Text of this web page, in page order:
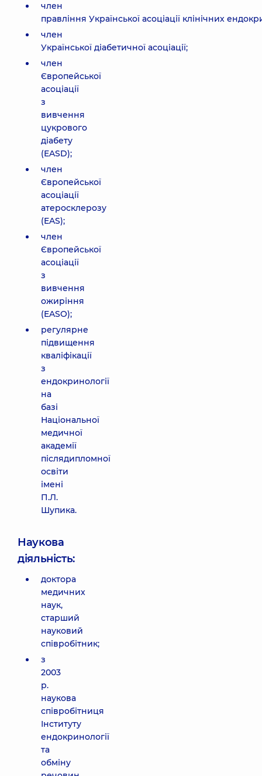
член
правління Української асоціації клінічних
член
Української діабетичної асоціації;
член
Європейської
асоціації
з
вивчення
цукрового
діабету
(EASD);
член
Європейської
асоціації
атеросклерозу
(EAS);
член
Європейської
асоціації
з
вивчення
ожиріння
(EASO);
регулярне
підвищення
кваліфікації
з
ендокринології
на
базі
Національної
медичної
академії
післядипломної
освіти
імені
П.Л.
Шупика.
Наукова
діяльність:
доктора
медичних
наук,
старший
науковий
співробітник;
з
2003
р.
наукова
співробітниця
Інституту
ендокринології
та
обміну